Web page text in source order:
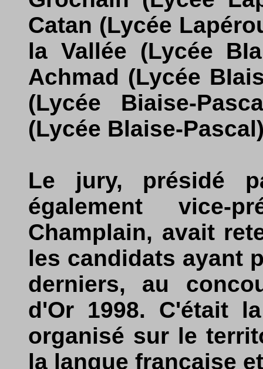
Catan (Lycée
la Vallée (Lycée
Achmad (Lycée
(Lycée Biaise-
(Lycée Blaise-
Le jury, présidé
également vice-
Champlain, avait
les candidats ayant
derniers, au
d'Or 1998. C'était
organisé sur le
la langue française